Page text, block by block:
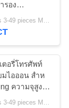
สําห
รอง
ตอรี่โทรศัพท์
ไอออน สําห
ความจุสูง
นักเบา
$2.00/pieces 3-49 pieces MOQ:3 ชิ้น